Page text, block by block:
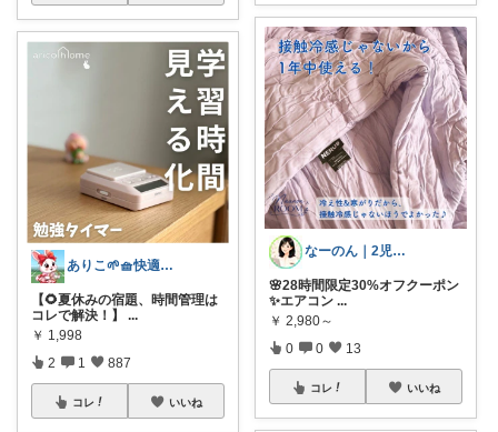
ありこ🌱🧺快適な暮らし雑貨🌻
【🌻夏休みの宿題、時間管理は
コレで解決！】
...
￥ 1,998
2 1 887
コレ いいね
なーのん｜2児ワーママ＊育児/時短
🌸28時間限定30%オフクーポン
✨エアコン ...
￥ 2,980～
0 0 13
コレ いいね